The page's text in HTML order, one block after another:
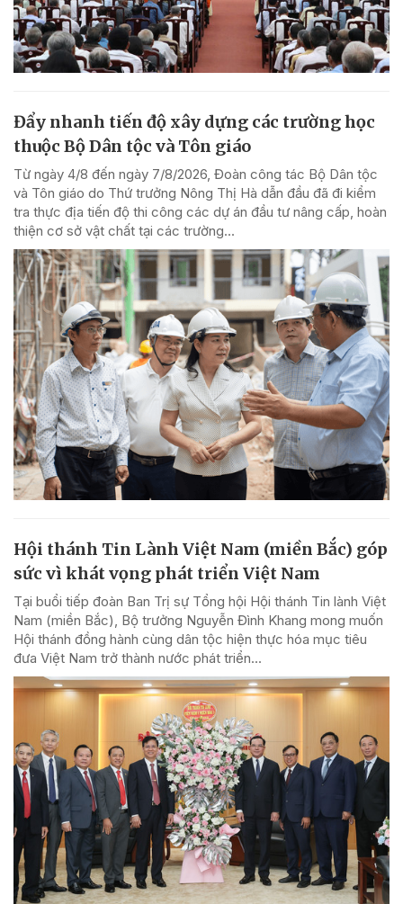
Đẩy nhanh tiến độ xây dựng các trường học
thuộc Bộ Dân tộc và Tôn giáo
Từ ngày 4/8 đến ngày 7/8/2026, Đoàn công tác Bộ Dân tộc
và Tôn giáo do Thứ trưởng Nông Thị Hà dẫn đầu đã đi kiểm
tra thực địa tiến độ thi công các dự án đầu tư nâng cấp, hoàn
thiện cơ sở vật chất tại các trường...
Hội thánh Tin Lành Việt Nam (miền Bắc) góp
sức vì khát vọng phát triển Việt Nam
Tại buổi tiếp đoàn Ban Trị sự Tổng hội Hội thánh Tin lành Việt
Nam (miền Bắc), Bộ trưởng Nguyễn Đình Khang mong muốn
Hội thánh đồng hành cùng dân tộc hiện thực hóa mục tiêu
đưa Việt Nam trở thành nước phát triển...